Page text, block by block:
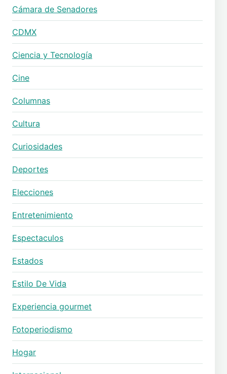
Cámara de Senadores
CDMX
Ciencia y Tecnología
Cine
Columnas
Cultura
Curiosidades
Deportes
Elecciones
Entretenimiento
Espectaculos
Estados
Estilo De Vida
Experiencia gourmet
Fotoperiodismo
Hogar